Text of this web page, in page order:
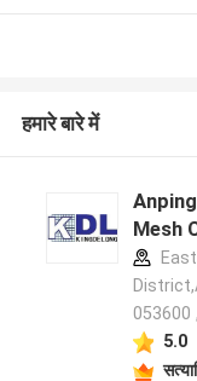
हमारे बारे में
Mesh
053600
5.0